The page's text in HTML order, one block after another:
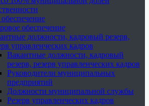
обеспечение
должности, кадровый резерв,
управленческих кадров
Вакантные должности, кадровый
резерв, резерв управленческих кадров
Руководители муниципальных
предприятий
Должности муниципальной службы
Резерв управленческих кадров